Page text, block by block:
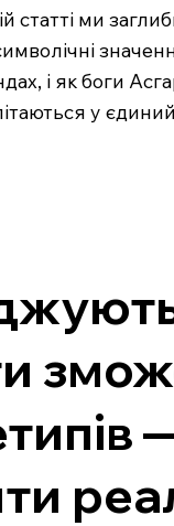
статті ми
і як боги
у